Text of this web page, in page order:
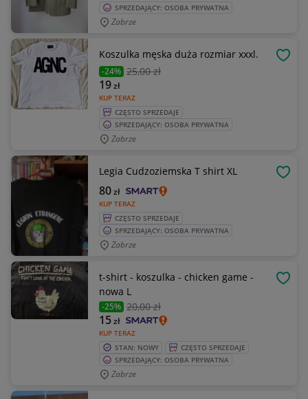
SPRZEDAJĄCY: OSOBA PRYWATNA
Zabrze
Koszulka męska duża rozmiar xxxl.
-24% 25,00 zł
KUP TERAZ
19zł
CZĘSTO SPRZEDAJE
SPRZEDAJĄCY: OSOBA PRYWATNA
Zabrze
Legia Cudzoziemska T shirt XL
KUP TERAZ
80zł
CZĘSTO SPRZEDAJE
SPRZEDAJĄCY: OSOBA PRYWATNA
Zabrze
t-shirt - koszulka - chicken game -
nowa L
-25% 20,00 zł
KUP TERAZ
15zł
STAN: NOWY
CZĘSTO SPRZEDAJE
SPRZEDAJĄCY: OSOBA PRYWATNA
Zabrze